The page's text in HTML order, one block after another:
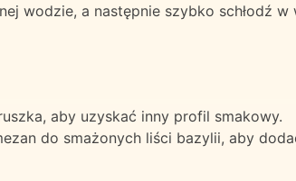
wodzie, a następnie szybko schłodź
aby uzyskać inny profil smakowy.
do smażonych liści bazylii, aby